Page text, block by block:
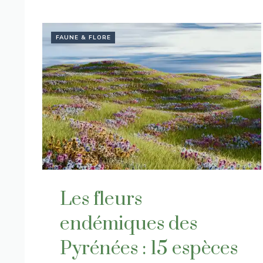
FAUNE & FLORE
Les fleurs
endémiques des
Pyrénées : 15 espèces